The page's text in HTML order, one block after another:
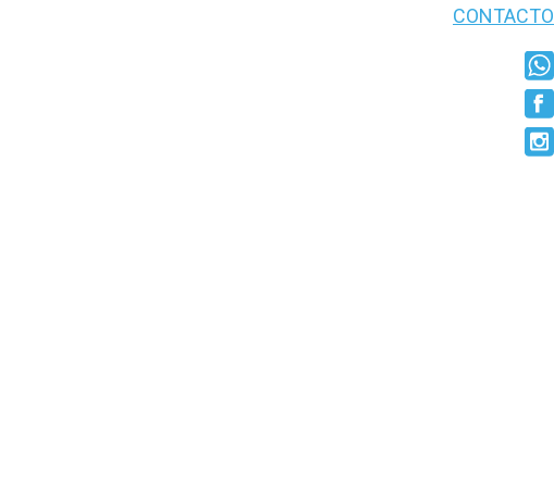
CONTACTO